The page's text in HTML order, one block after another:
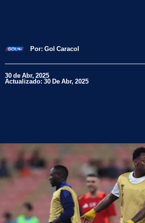
Por: Gol Caracol
30 de Abr, 2025
Actualizado: 30 De Abr, 2025